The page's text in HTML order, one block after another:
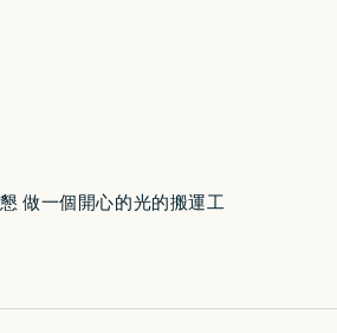
做一個開心的光的搬運工